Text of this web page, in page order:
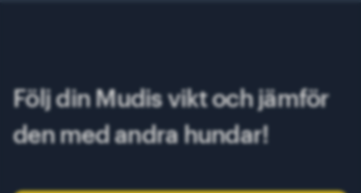
Följ din Mudis vikt och jämför
den med andra hundar!